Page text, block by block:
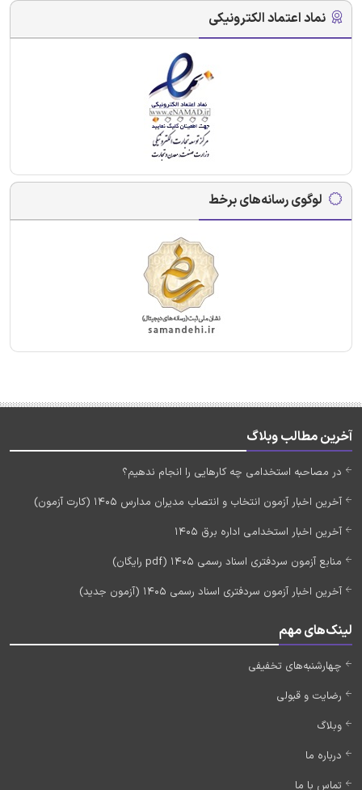
نماد اعتماد الکترونیکی
لوگوی رسانه‌های برخط
آخرین مطالب وبلاگ
در مصاحبه استخدامی چه کارهایی را انجام ندهیم؟
آخرین اخبار آزمون انتخاب و انتصاب مدیران مدارس 1405 (کارت آزمون)
آخرین اخبار استخدامی اداره برق 1405
منابع آزمون سردفتری اسناد رسمی 1405 (pdf رایگان)
آخرین اخبار آزمون سردفتری اسناد رسمی 1405 (آزمون جدید)
لینک‌های مهم
چهارشنبه‌های تخفیفی
رضایت و قبولی
وبلاگ
درباره ما
تماس با ما